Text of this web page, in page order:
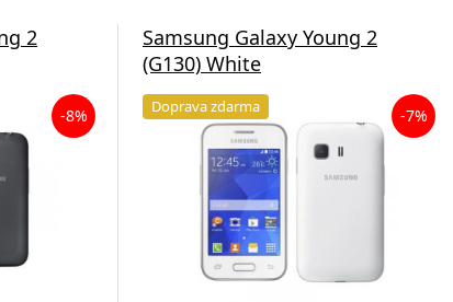
2
-8%
Samsung Galaxy Young 2
(G130) White
Doprava zdarma -7%